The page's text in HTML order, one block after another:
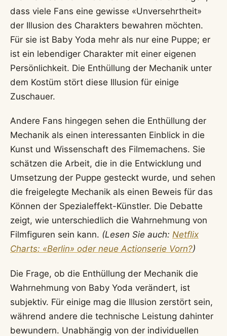
dass viele Fans eine gewisse «Unversehrtheit»
der Illusion des Charakters bewahren möchten.
Für sie ist Baby Yoda mehr als nur eine Puppe; er
ist ein lebendiger Charakter mit einer eigenen
Persönlichkeit. Die Enthüllung der Mechanik unter
dem Kostüm stört diese Illusion für einige
Zuschauer.
Andere Fans hingegen sehen die Enthüllung der
Mechanik als einen interessanten Einblick in die
Kunst und Wissenschaft des Filmemachens. Sie
schätzen die Arbeit, die in die Entwicklung und
Umsetzung der Puppe gesteckt wurde, und sehen
die freigelegte Mechanik als einen Beweis für das
Können der Spezialeffekt-Künstler. Die Debatte
zeigt, wie unterschiedlich die Wahrnehmung von
Filmfiguren sein kann. (Lesen Sie auch: Netflix
Charts: «Berlin» oder neue Actionserie Vorn?)
Die Frage, ob die Enthüllung der Mechanik die
Wahrnehmung von Baby Yoda verändert, ist
subjektiv. Für einige mag die Illusion zerstört sein,
während andere die technische Leistung dahinter
bewundern. Unabhängig von der individuellen